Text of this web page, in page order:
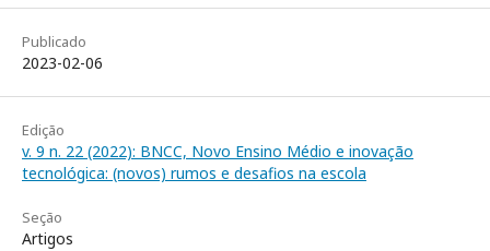
Publicado
2023-02-06
Edição
v. 9 n. 22 (2022): BNCC, Novo Ensino Médio e inovação
tecnológica: (novos) rumos e desafios na escola
Seção
Artigos